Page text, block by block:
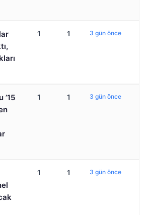
1 1 3 gün önce
’15
1 1 3 gün önce
1 1 3 gün önce